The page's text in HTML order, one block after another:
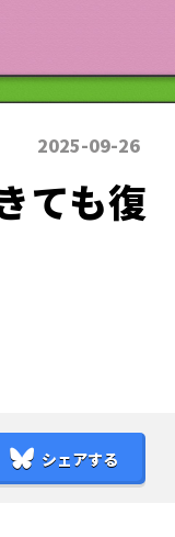
2025-09-26
ても復
シェアする